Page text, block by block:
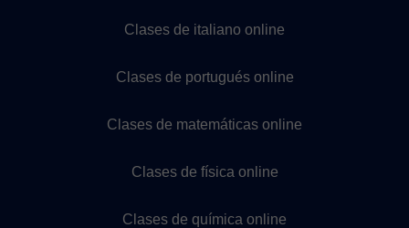
Clases de italiano online
Clases de portugués online
Clases de matemáticas online
Clases de física online
Clases de química online